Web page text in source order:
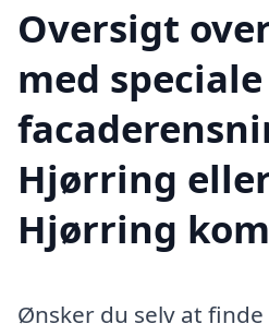
Oversigt
med
Hjørring
Hjørring
Ønsker du selv at